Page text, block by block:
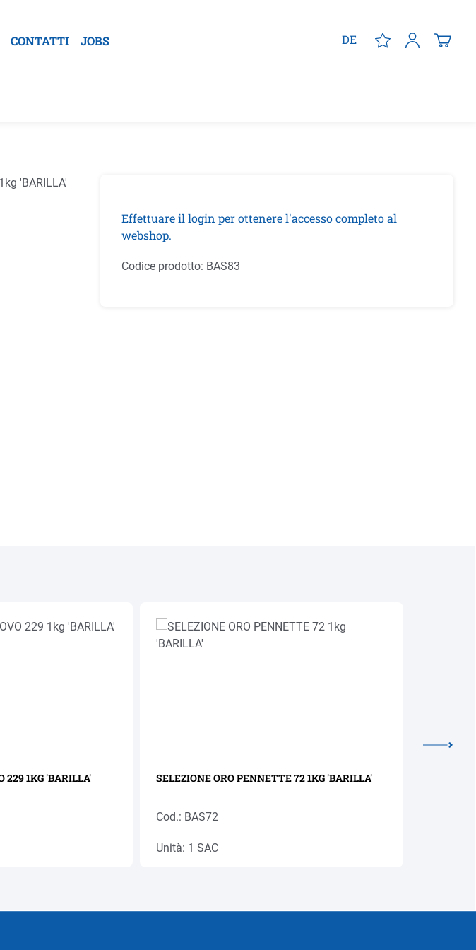
CONTATTI JOBS DE
Effettuare il login per ottenere l'accesso completo al
webshop.
Codice prodotto: BAS83
TAGLIATELLE ALL' UOVO 229 1KG 'BARILLA' SELEZIONE ORO PENNETTE 72 1KG 'BARILLA'
Cod.: BAS72
Unità: 1 SAC